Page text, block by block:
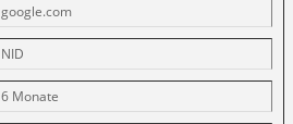
google.com
NID
6 Monate